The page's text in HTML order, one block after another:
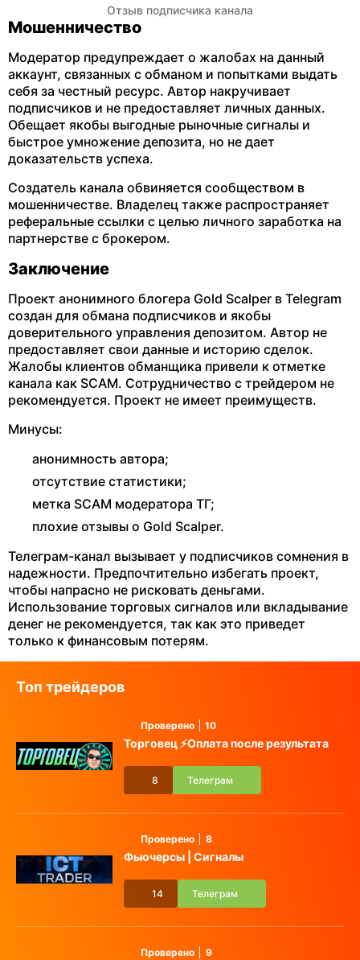
Отзыв подписчика канала
Мошенничество
Модератор предупреждает о жалобах на данный
аккаунт, связанных с обманом и попытками выдать
себя за честный ресурс. Автор накручивает
подписчиков и не предоставляет личных данных.
Обещает якобы выгодные рыночные сигналы и
быстрое умножение депозита, но не дает
доказательств успеха.
Создатель канала обвиняется сообществом в
мошенничестве. Владелец также распространяет
реферальные ссылки с целью личного заработка на
партнерстве с брокером.
Заключение
Проект анонимного блогера Gold Scalper в Telegram
создан для обмана подписчиков и якобы
доверительного управления депозитом. Автор не
предоставляет свои данные и историю сделок.
Жалобы клиентов обманщика привели к отметке
канала как SCAM. Сотрудничество с трейдером не
рекомендуется. Проект не имеет преимуществ.
Минусы:
анонимность автора;
отсутствие статистики;
метка SCAM модератора ТГ;
плохие отзывы о Gold Scalper.
Телеграм-канал вызывает у подписчиков сомнения в
надежности. Предпочтительно избегать проект,
чтобы напрасно не рисковать деньгами.
Использование торговых сигналов или вкладывание
денег не рекомендуется, так как это приведет
только к финансовым потерям.
Топ трейдеров
Проверено 10
Торговец ⚡️Оплата после результата
8 Телеграм
Проверено 8
Фьючерсы | Сигналы
14 Телеграм
Проверено 9